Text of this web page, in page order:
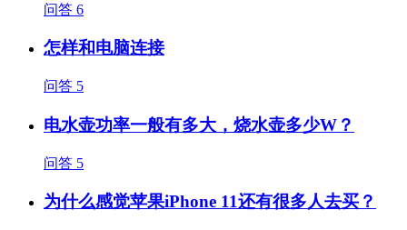
问答 6
怎样和电脑连接
问答 5
电水壶功率一般有多大，烧水壶多少W？
问答 5
为什么感觉苹果iPhone 11还有很多人去买？